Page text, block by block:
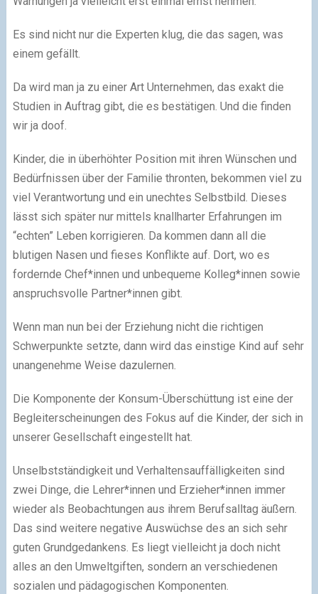
Es sind nicht nur die Experten klug, die das sagen, was
einem gefällt.
Da wird man ja zu einer Art Unternehmen, das exakt die
Studien in Auftrag gibt, die es bestätigen. Und die finden
wir ja doof.
Kinder, die in überhöhter Position mit ihren Wünschen und
Bedürfnissen über der Familie thronten, bekommen viel zu
viel Verantwortung und ein unechtes Selbstbild. Dieses
lässt sich später nur mittels knallharter Erfahrungen im
“echten” Leben korrigieren. Da kommen dann all die
blutigen Nasen und fieses Konflikte auf. Dort, wo es
fordernde Chef*innen und unbequeme Kolleg*innen sowie
anspruchsvolle Partner*innen gibt.
Wenn man nun bei der Erziehung nicht die richtigen
Schwerpunkte setzte, dann wird das einstige Kind auf sehr
unangenehme Weise dazulernen.
Die Komponente der Konsum-Überschüttung ist eine der
Begleiterscheinungen des Fokus auf die Kinder, der sich in
unserer Gesellschaft eingestellt hat.
Unselbstständigkeit und Verhaltensauffälligkeiten sind
zwei Dinge, die Lehrer*innen und Erzieher*innen immer
wieder als Beobachtungen aus ihrem Berufsalltag äußern.
Das sind weitere negative Auswüchse des an sich sehr
guten Grundgedankens. Es liegt vielleicht ja doch nicht
alles an den Umweltgiften, sondern an verschiedenen
sozialen und pädagogischen Komponenten.